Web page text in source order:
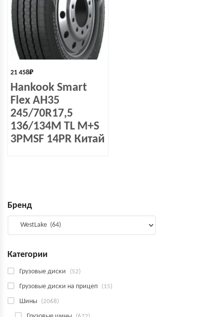
21 458₽
Hankook Smart
Flex AH35
245/70R17,5
136/134M TL M+S
3PMSF 14PR Китай
Бренд
Категории
Грузовые диски (52)
Грузовые диски на прицеп (15)
Шины (2068)